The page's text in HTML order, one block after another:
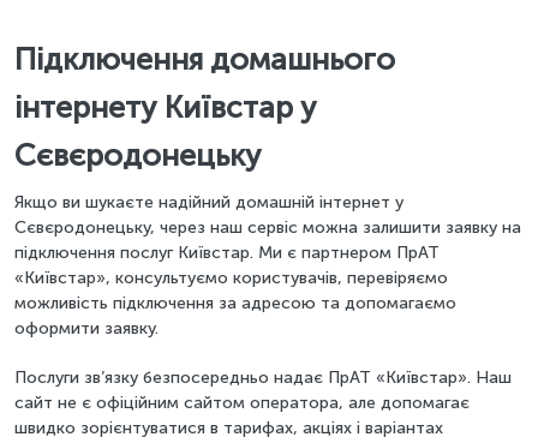
Підключення домашнього
інтернету Київстар у
Сєвєродонецьку
Якщо ви шукаєте надійний домашній інтернет у
Сєвєродонецьку, через наш сервіс можна залишити заявку на
підключення послуг Київстар. Ми є партнером ПрАТ
«Київстар», консультуємо користувачів, перевіряємо
можливість підключення за адресою та допомагаємо
оформити заявку.
Послуги зв’язку безпосередньо надає ПрАТ «Київстар». Наш
сайт не є офіційним сайтом оператора, але допомагає
швидко зорієнтуватися в тарифах, акціях і варіантах